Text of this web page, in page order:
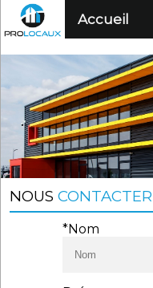
Accueil
NOUSCONTACTER
*Nom